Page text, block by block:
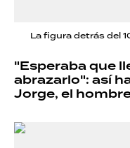
La figura detrás del
"Esperaba que
abrazarlo": así
Jorge, el